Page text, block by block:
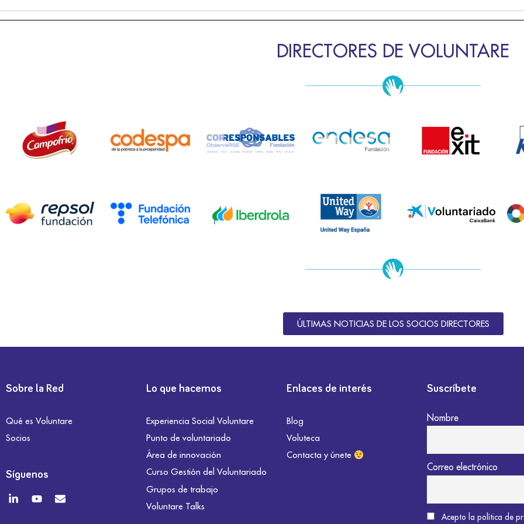
DIRECTORES DE VOLUNTARE
ÚLTIMAS NOTICIAS DE LOS SOCIOS DIRECTORES
Sobre la Red
Qué es Voluntare
Socios
Síguenos
Lo que hacemos
Experiencia Social Voluntare
Punto de voluntariado
Área de innovación
Curso Gestión del Voluntariado
Grupos de trabajo
Voluntare Talks
Enlaces de interés
Blog
Voluteca
Contacta y únete
Suscríbete
Nombre
Correo electrónico
Acepto la política de